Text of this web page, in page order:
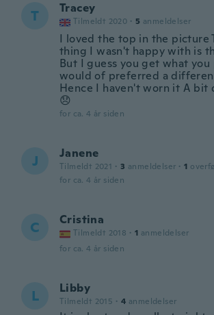
T Tracey
Tilmeldt 2020 · 5 anmeldelser
I loved the top in the picture
thing I wasn't happy with is
But I guess you get what you
would of preferred a
Hence I haven't worn it A bit
😞
for ca. 4 år siden
J Janene
Tilmeldt 2021 · 3 anmeldelser · 1
for ca. 4 år siden
C Cristina
Tilmeldt 2018 · 1 anmeldelser
for ca. 4 år siden
L Libby
Tilmeldt 2015 · 4 anmeldelser